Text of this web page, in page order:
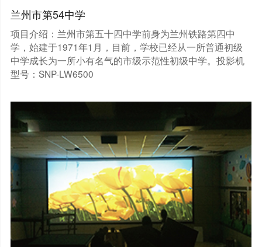
兰州市第54中学
项目介绍：兰州市第五十四中学前身为兰州铁路第四中
学，始建于1971年1月，目前，学校已经从一所普通初级
中学成长为一所小有名气的市级示范性初级中学。投影机
型号：SNP-LW6500